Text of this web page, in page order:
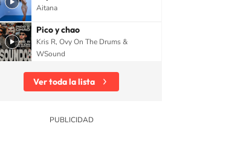
Aitana
Pico y chao
Kris R, Ovy On The Drums &
WSound
Ver toda la lista